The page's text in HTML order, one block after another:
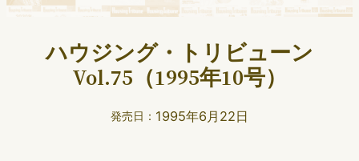
ハウジング・トリビューン
Vol.75（1995年10号）
発売日： 1995年6月22日